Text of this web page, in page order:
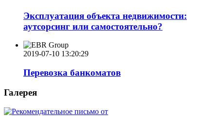
Эксплуатация объекта недвижимости:
аутсорсинг или самостоятельно?
2019-07-10 13:20:29
Перевозка банкоматов
Галерея